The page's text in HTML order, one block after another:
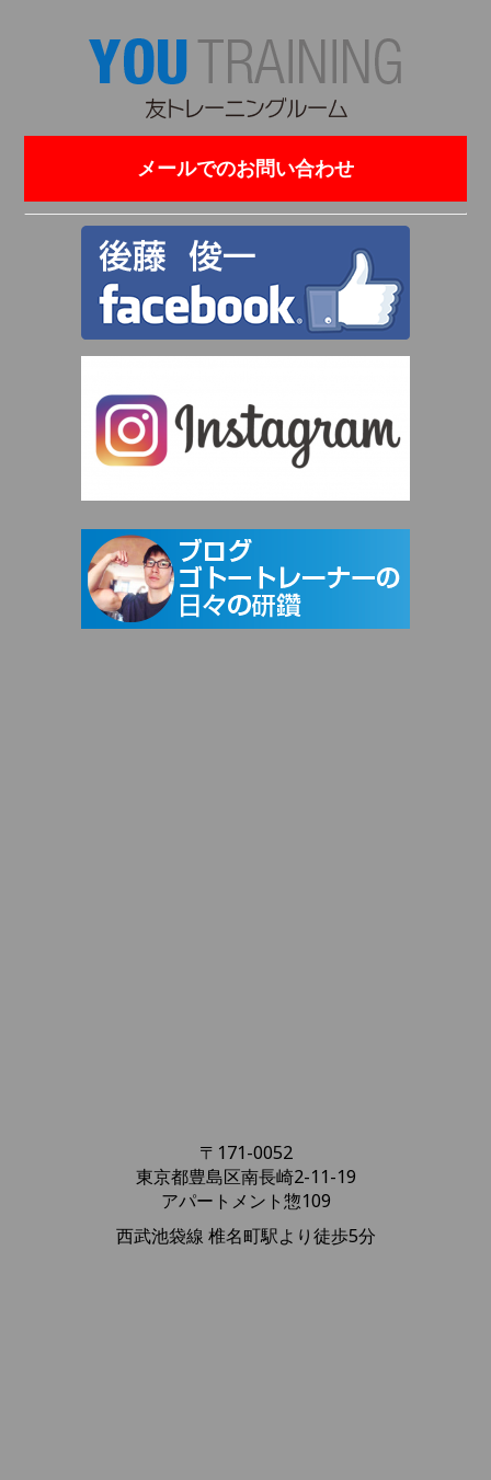
メールでのお問い合わせ
〒171-0052
東京都豊島区南長崎2-11-19
アパートメント惣109
西武池袋線 椎名町駅より徒歩5分